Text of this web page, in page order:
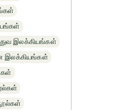
இலக்கியங்கள்
இலக்கியங்கள்